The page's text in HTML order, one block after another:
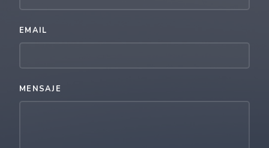
EMAIL
MENSAJE